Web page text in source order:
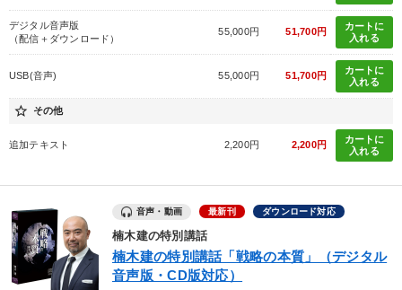
デジタル音声版
（配信＋ダウンロード）
55,000円 51,700円
カートに
入れる
USB(音声) 55,000円 51,700円
カートに
入れる
star_border その他
追加テキスト 2,200円 2,200円
カートに
入れる
音声・動画 最新刊 ダウンロード対応
楠木建の特別講話
楠木建の特別講話「戦略の本質」（デジタル
音声版・CD版対応）